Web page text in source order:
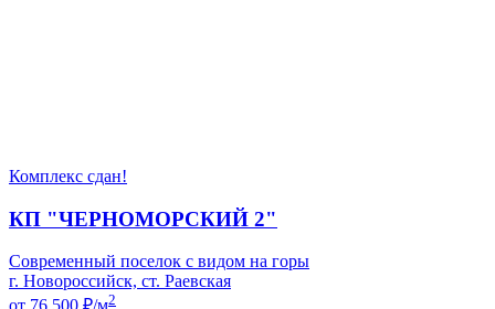
Комплекс сдан!
КП "ЧЕРНОМОРСКИЙ 2"
Современный поселок с видом на горы
г. Новороссийск, ст. Раевская
2